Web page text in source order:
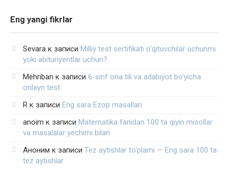
Eng yangi fikrlar
Sevara к записи Milliy test sertifikati o‘qituvchilar uchunmi
yoki abituriyentlar uchun?
Mehriban к записи 6-sinf ona tili va adabiyot bo‘yicha
onlayn test
R к записи Eng sara Ezop masallari
anoim к записи Matematika fanidan 100 ta qiyin misollar
va masalalar yechimi bilan
Аноним к записи Tez aytishlar to‘plami — Eng sara 100 ta
tez aytishlar